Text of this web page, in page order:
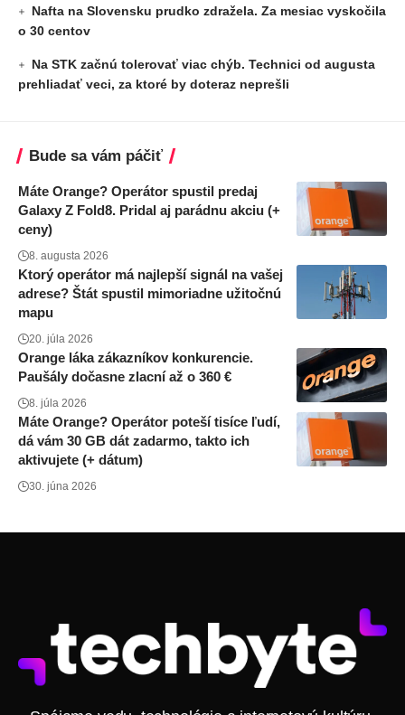
Nafta na Slovensku prudko zdražela. Za mesiac vyskočila
o 30 centov
Na STK začnú tolerovať viac chýb. Technici od augusta
prehliadať veci, za ktoré by doteraz neprešli
Bude sa vám páčiť
Máte Orange? Operátor spustil predaj
Galaxy Z Fold8. Pridal aj parádnu akciu (+
ceny)
8. augusta 2026
Ktorý operátor má najlepší signál na vašej
adrese? Štát spustil mimoriadne užitočnú
mapu
20. júla 2026
Orange láka zákazníkov konkurencie.
Paušály dočasne zlacní až o 360 €
8. júla 2026
Máte Orange? Operátor poteší tisíce ľudí,
dá vám 30 GB dát zadarmo, takto ich
aktivujete (+ dátum)
30. júna 2026